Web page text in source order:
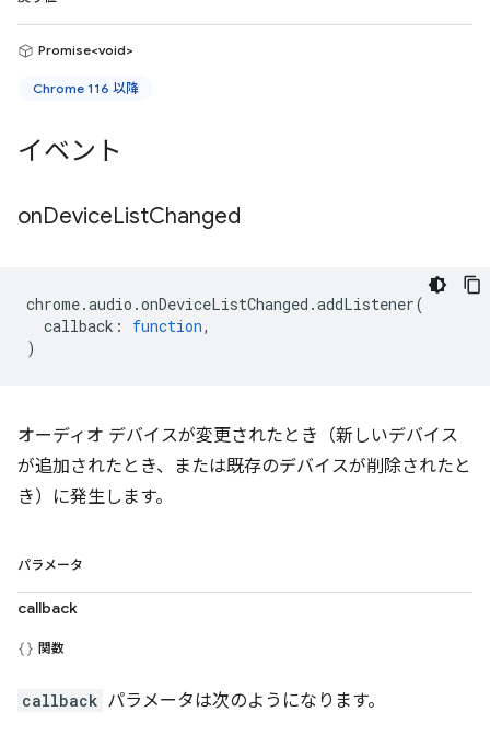
Promise<void>
Chrome 116 以降
イベント
onDeviceListChanged
chrome.audio .onDeviceListChanged .addListener(
callback : function,
)
オーディオ デバイスが変更されたとき（新しいデバイス
が追加されたとき、または既存のデバイスが削除されたと
き）に発生します。
パラメータ
callback
関数
callback パラメータは次のようになります。